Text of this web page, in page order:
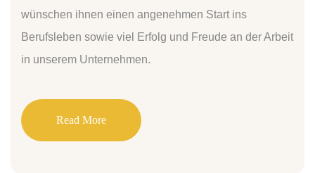
wünschen ihnen einen angenehmen Start ins
Berufsleben sowie viel Erfolg und Freude an der Arbeit
in unserem Unternehmen.
Read More